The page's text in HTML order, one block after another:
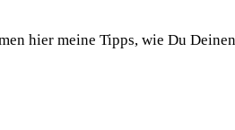
hier meine Tipps, wie Du